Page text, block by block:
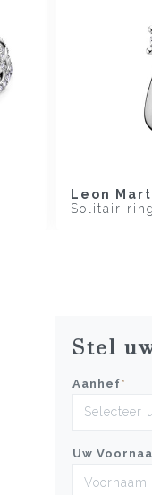
Leon
Solitair ring
Stel
Aanhef*
Uw